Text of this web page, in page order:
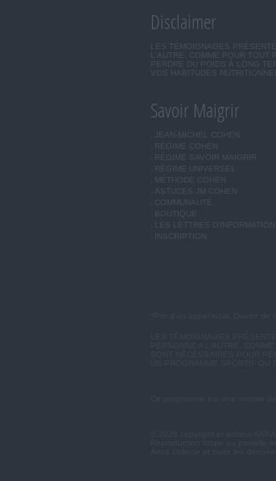
Disclaimer
LES TÉMOIGNAGES
L'AUTRE. COMME POUR
PERDRE DU POIDS À LONG
VOS HABITUDES
Savoir Maigrir
JEAN-MICHEL COHEN
RÉGIME COHEN
RÉGIME SAVOIR MAIGRIR
RÉGIME UNIVERSEL
MÉTHODE COHEN
ASTUCES JM COHEN
COMMUNAUTÉ
BOUTIQUE
LES LETTRES D'INFORMATION
INSCRIPTION